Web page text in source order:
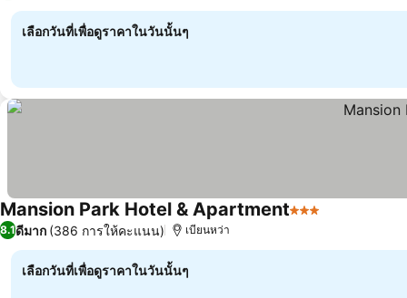
เลือกวันที่เพื่อดูราคาในวันนั้นๆ
Mansion Park Hotel & Apartment3 ดาว
8.1ดีมาก (386 การให้คะแนน) เบียนหว่า
เลือกวันที่เพื่อดูราคาในวันนั้นๆ